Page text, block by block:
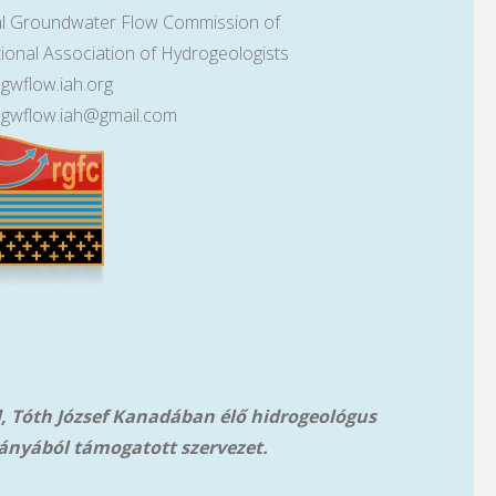
Groundwater Flow Commission of
Association of Hydrogeologists
József Kanadában élő hidrogeológus
támogatott szervezet.